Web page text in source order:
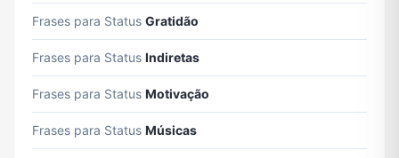
Frases para Status Gratidão
Frases para Status Indiretas
Frases para Status Motivação
Frases para Status Músicas